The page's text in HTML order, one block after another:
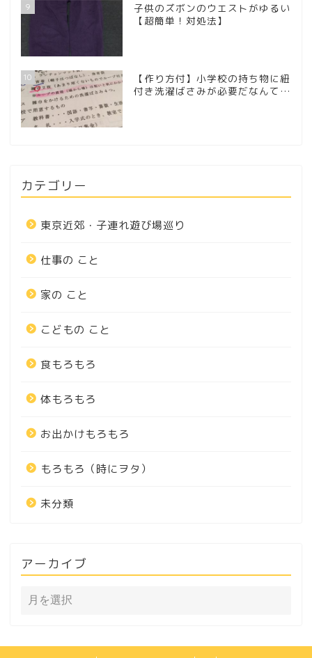
9
子供のズボンのウエストがゆるい
【超簡単！対処法】
10
【作り方付】小学校の持ち物に紐
付き洗濯ばさみが必要だなんて…
カテゴリー
東京近郊・子連れ遊び場巡り
仕事の こと
家の こと
こどもの こと
食もろもろ
体もろもろ
お出かけもろもろ
もろもろ（時にヲタ）
未分類
アーカイブ